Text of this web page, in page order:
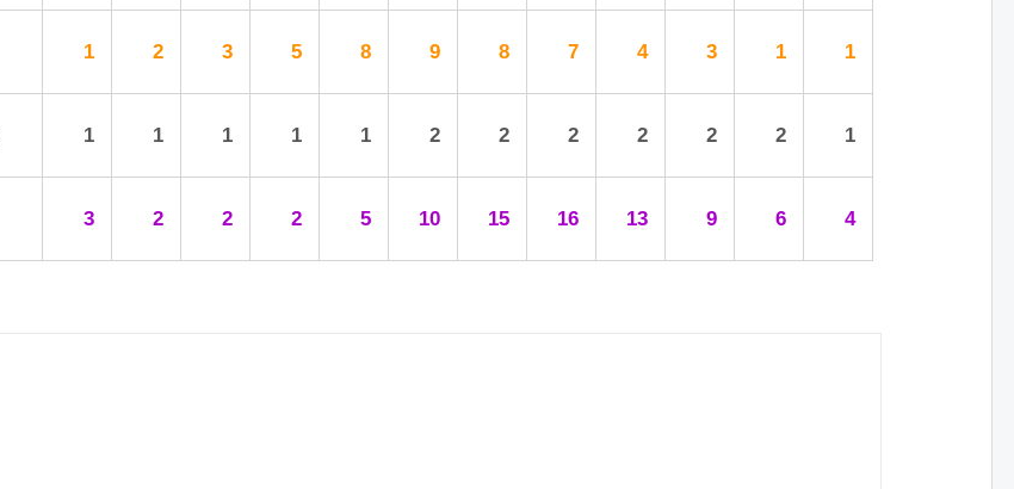
1
1
3
2
1
2
3
1
2
5
1
2
8
1
5
9
2
10
8
2
15
7
2
16
4
2
13
3
2
9
1
2
6
1
1
4